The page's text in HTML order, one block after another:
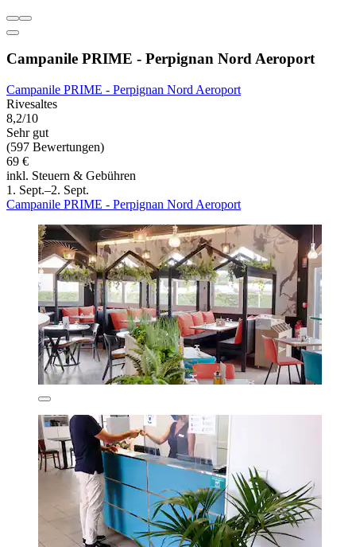
Campanile PRIME - Perpignan Nord Aeroport
Campanile PRIME - Perpignan Nord Aeroport
Rivesaltes
8,2/10
Sehr gut
(597 Bewertungen)
69 €
inkl. Steuern & Gebühren
1. Sept.–2. Sept.
Campanile PRIME - Perpignan Nord Aeroport